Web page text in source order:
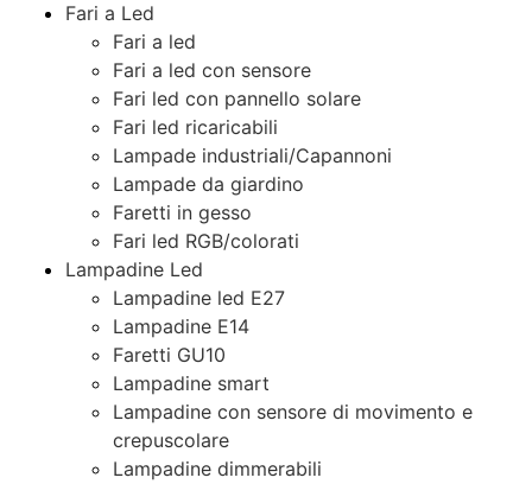
Fari a Led
Fari a led
Fari a led con sensore
Fari led con pannello solare
Fari led ricaricabili
Lampade industriali/Capannoni
Lampade da giardino
Faretti in gesso
Fari led RGB/colorati
Lampadine Led
Lampadine led E27
Lampadine E14
Faretti GU10
Lampadine smart
Lampadine con sensore di movimento e
crepuscolare
Lampadine dimmerabili